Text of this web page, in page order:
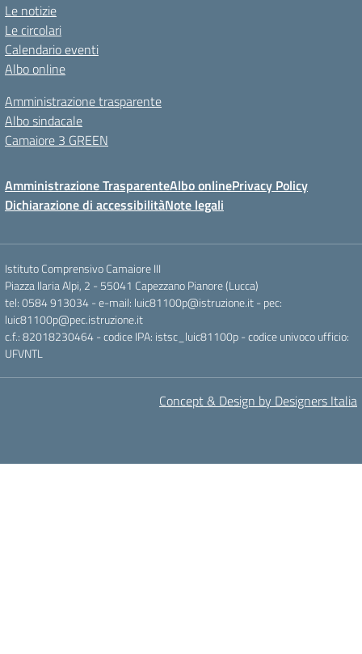
Le notizie
Le circolari
Calendario eventi
Albo online
Amministrazione trasparente
Albo sindacale
Camaiore 3 GREEN
Amministrazione TrasparenteAlbo onlinePrivacy Policy
Dichiarazione di accessibilitàNote legali
Istituto Comprensivo Camaiore III
Piazza Ilaria Alpi, 2 - 55041 Capezzano Pianore (Lucca)
tel: 0584 913034 - e-mail: luic81100p@istruzione.it - pec:
luic81100p@pec.istruzione.it
c.f.: 82018230464 - codice IPA: istsc_luic81100p - codice univoco ufficio:
UFVNTL
Concept & Design by Designers Italia